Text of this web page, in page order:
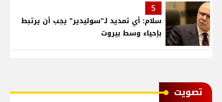
5
سلام: أي تمديد لـ"سوليدير" يجب أن يرتبط
بإحياء وسط بيروت
ﺗﺼﻮﻳﺖ